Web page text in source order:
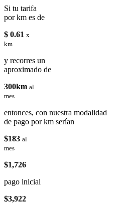
Si tu tarifa
por km es de
$ 0.61 x
km
y recorres un
aproximado de
300km al
mes
entonces, con nuestra modalidad
de pago por km serían
$183 al
mes
$1,726
pago inicial
$3,922